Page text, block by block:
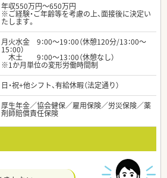
年収550万円～650万円
※ご経験・ご年齢等を考慮の上、面接後に決定い
たします。
月火水金 9：00～19：00（休憩120分/13：00～
15：00）
木土 9：00～13：00（休憩なし）
※1か月単位の変形労働時間制
日・祝+他シフト、有給休暇（法定通り）
厚生年金／協会健保／雇用保険／労災保険／薬
剤師賠償責任保険